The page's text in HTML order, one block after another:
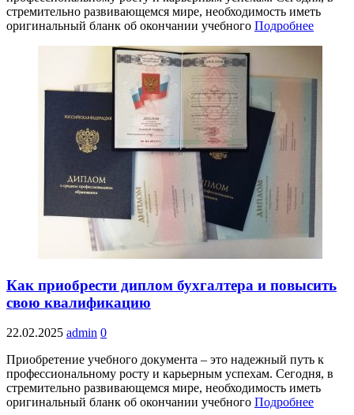
стремительно развивающемся мире, необходимость иметь
оригинальный бланк об окончании учебного Подробнее
Как приобрести диплом бухгалтера и повысить
свою квалификацию
22.02.2025 admin 0
Приобретение учебного документа – это надежный путь к
профессиональному росту и карьерным успехам. Сегодня, в
стремительно развивающемся мире, необходимость иметь
оригинальный бланк об окончании учебного Подробнее